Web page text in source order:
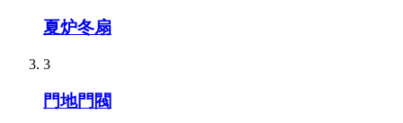
夏炉冬扇
3
門地門閥